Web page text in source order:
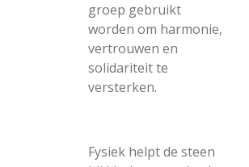
groep gebruikt
worden om harmonie,
vertrouwen en
solidariteit te
versterken.
Fysiek helpt de steen